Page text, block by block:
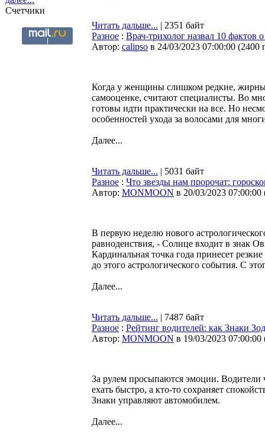
Счетчики
Читать дальше... | 2351 байт
Разное : Врач-трихолог назвал 10 фактов
Автор: calipso в 24/03/2023 07:00:00 (2400
Когда у женщины слишком редкие,
самооценке, считают специалисты. Во
готовы идти практически на все. Но
особенностей ухода за волосами для
Далее...
Читать дальше... | 5031 байт
Разное : Что звезды нам пророчат:
Автор: MONMOON в 20/03/2023 07:00:00
В первую неделю нового
равноденствия, - Солнце входит в знак
Кардинальная точка года принесет
до этого астрологического события. С
Далее...
Читать дальше... | 7487 байт
Разное : Рейтинг водителей: как Знаки
Автор: MONMOON в 19/03/2023 07:00:00
За рулем просыпаются эмоции. Водители
ехать быстро, а кто-то сохраняет
Знаки управляют автомобилем.
Далее...